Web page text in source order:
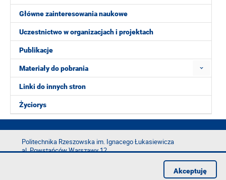
Główne zainteresowania naukowe
Uczestnictwo w organizacjach i projektach
Publikacje
Materiały do pobrania
Linki do innych stron
Życiorys
Politechnika Rzeszowska im. Ignacego Łukasiewicza
al. Powstańców Warszawy 12
Akceptuję